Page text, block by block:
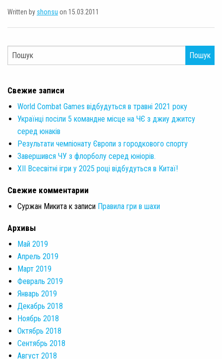
Written by shonsu on 15.03.2011
Пошук
Свежие записи
World Combat Games відбудуться в травні 2021 року
Українці посіли 5 командне місце на ЧЄ з джиу джитсу
серед юнаків
Результати чемпіонату Європи з городкового спорту
Завершився ЧУ з флорболу серед юніорів.
XII Всесвітні ігри у 2025 році відбудуться в Китаї!
Свежие комментарии
Суржан Микита к записи Правила гри в шахи
Архивы
Май 2019
Апрель 2019
Март 2019
Февраль 2019
Январь 2019
Декабрь 2018
Ноябрь 2018
Октябрь 2018
Сентябрь 2018
Август 2018